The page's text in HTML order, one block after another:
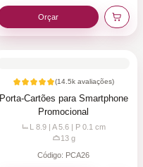
Orçar
(14.5k avaliações)
Porta-Cartões para Smartphone
Promocional
L 8.9 | A 5.6 | P 0.1 cm
13g
Código: PCA26